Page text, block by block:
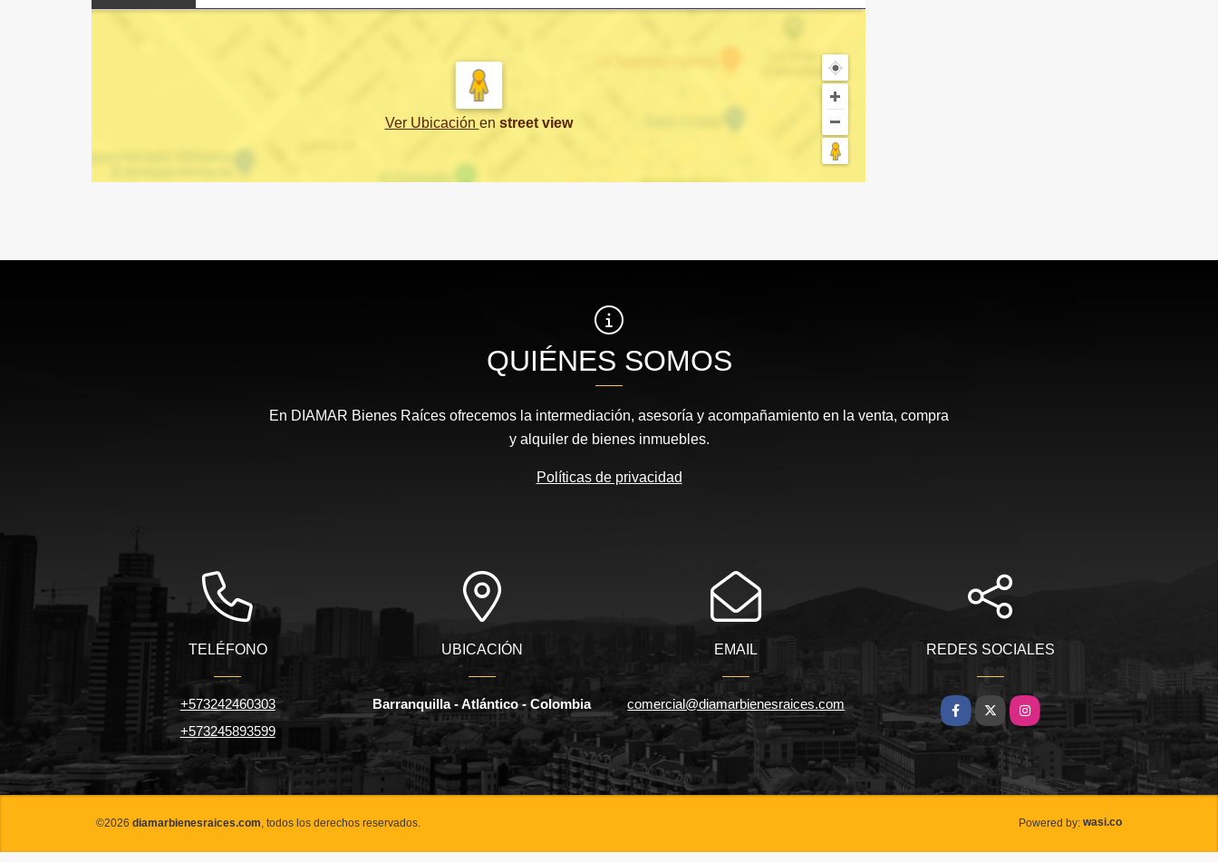
Ver Ubicación en street view
QUIÉNES SOMOS
En DIAMAR Bienes Raíces ofrecemos la intermediación, asesoría y acompañamiento en la venta, compra
y alquiler de bienes inmuebles.
Políticas de privacidad
TELÉFONO
+573242460303
+573245893599
UBICACIÓN
Barranquilla - Atlántico - Colombia
EMAIL
comercial@diamarbienesraices.com
REDES SOCIALES
Facebook
X Instagram
©2026 diamarbienesraices.com , todos los derechos reservados. Powered by: wasi.co